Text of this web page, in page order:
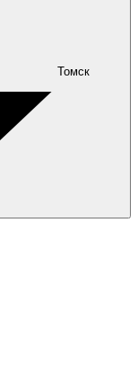
Томск